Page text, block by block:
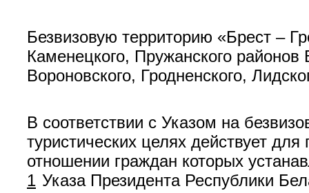
Безвизовую территорию «Брест –
Каменецкого, Пружанского районов
Вороновского, Гродненского,
В соответствии с Указом на
туристических целях действует
отношении граждан которых
1 Указа Президента Республики